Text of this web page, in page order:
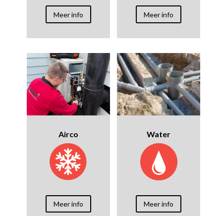
Meer info Meer info
Airco
Meer info
Water
Meer info